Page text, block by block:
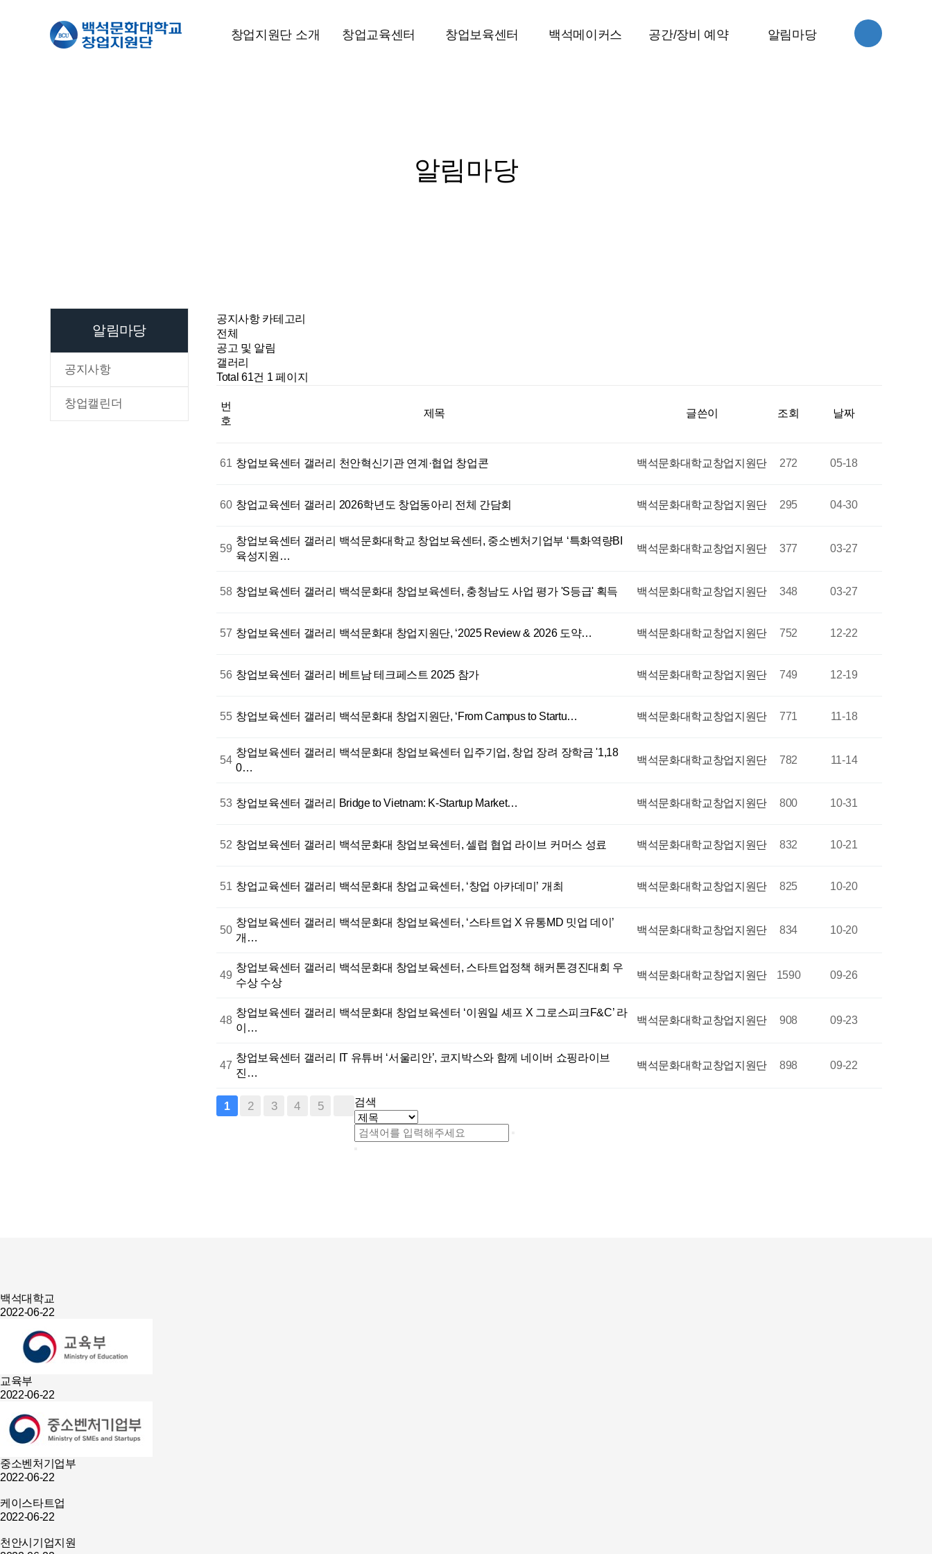
창업지원단 소개 창업교육센터 창업보육센터 백석메이커스 공간/장비 예약 알림마당
알림마당
알림마당
공지사항
창업캘린더
공지사항 카테고리
전체
공고 및 알림
갤러리
Total 61건 1 페이지
번
호
제목 글쓴이 조회 날짜
61 창업보육센터 갤러리 천안혁신기관 연계·협업 창업콘 백석문화대학교창업지원단 272 05-18
60 창업교육센터 갤러리 2026학년도 창업동아리 전체 간담회 백석문화대학교창업지원단 295 04-30
59
창업보육센터 갤러리 백석문화대학교 창업보육센터, 중소벤처기업부 ‘특화역량BI
육성지원…
백석문화대학교창업지원단 377 03-27
58 창업보육센터 갤러리 백석문화대 창업보육센터, 충청남도 사업 평가 'S등급' 획득 백석문화대학교창업지원단 348 03-27
57 창업보육센터 갤러리 백석문화대 창업지원단, ‘2025 Review & 2026 도약… 백석문화대학교창업지원단 752 12-22
56 창업보육센터 갤러리 베트남 테크페스트 2025 참가 백석문화대학교창업지원단 749 12-19
55 창업보육센터 갤러리 백석문화대 창업지원단, ‘From Campus to Startu… 백석문화대학교창업지원단 771 11-18
54
창업보육센터 갤러리 백석문화대 창업보육센터 입주기업, 창업 장려 장학금 '1,18
0…
백석문화대학교창업지원단 782 11-14
53 창업보육센터 갤러리 Bridge to Vietnam: K-Startup Market… 백석문화대학교창업지원단 800 10-31
52 창업보육센터 갤러리 백석문화대 창업보육센터, 셀럽 협업 라이브 커머스 성료 백석문화대학교창업지원단 832 10-21
51 창업교육센터 갤러리 백석문화대 창업교육센터, ‘창업 아카데미’ 개최 백석문화대학교창업지원단 825 10-20
50
창업보육센터 갤러리 백석문화대 창업보육센터, ‘스타트업 X 유통MD 밋업 데이’
개…
백석문화대학교창업지원단 834 10-20
49
창업보육센터 갤러리 백석문화대 창업보육센터, 스타트업정책 해커톤경진대회 우
수상 수상
백석문화대학교창업지원단 1590 09-26
48
창업보육센터 갤러리 백석문화대 창업보육센터 ‘이원일 셰프 X 그로스피크F&C’ 라
이…
백석문화대학교창업지원단 908 09-23
47
창업보육센터 갤러리
IT 유튜버 ‘서울리안’, 코지박스와 함께 네이버 쇼핑라이브
진…
백석문화대학교창업지원단 898 09-22
1 2 3 4 5 검색
백석대학교
2022-06-22
교육부
2022-06-22
중소벤처기업부
2022-06-22
케이스타트업
2022-06-22
천안시기업지원